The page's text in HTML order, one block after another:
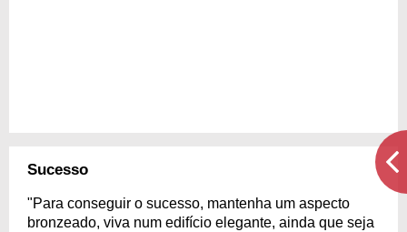
Sucesso
"Para conseguir o sucesso, mantenha um aspecto
bronzeado, viva num edifício elegante, ainda que seja